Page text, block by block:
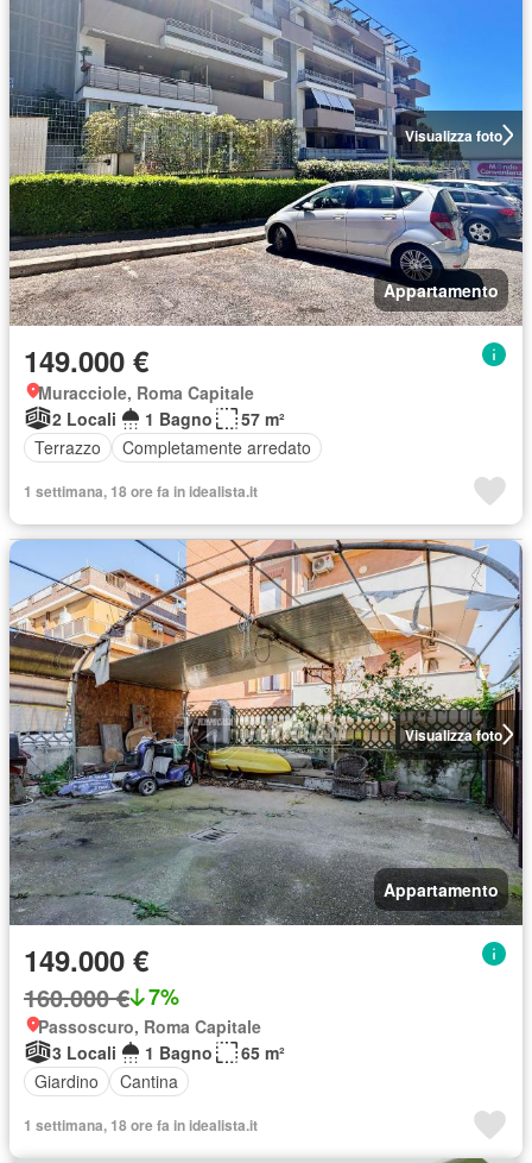
Visualizza foto
Appartamento
149.000 €
Muracciole, Roma Capitale
2 Locali
1 Bagno
57 m²
Terrazzo
Completamente arredato
1 settimana, 18 ore fa in idealista.it
Visualizza foto
Appartamento
149.000 €
160.000 € 7%
Passoscuro, Roma Capitale
3 Locali
1 Bagno
65 m²
Giardino
Cantina
1 settimana, 18 ore fa in idealista.it